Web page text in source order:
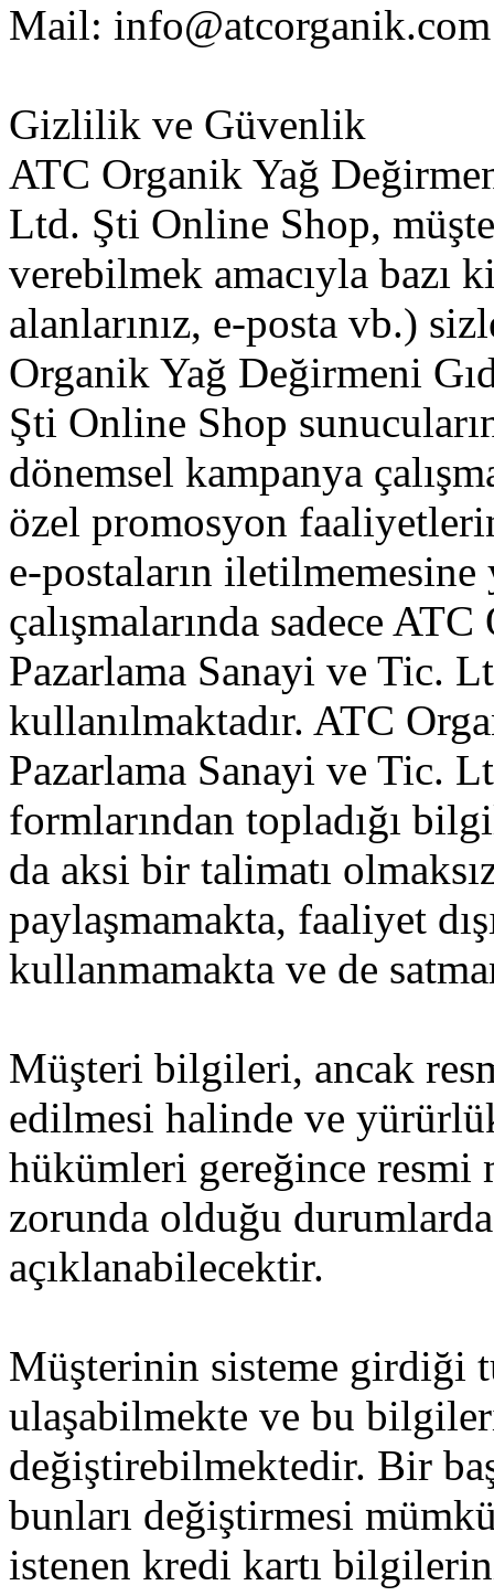
Mail: info@atcorganik.com
Gizlilik ve Güvenlik
ATC Organik Yağ
Ltd. Şti Online Shop,
verebilmek amacıyla
alanlarınız, e-posta vb.)
Organik Yağ Değirmeni
Şti Online Shop
dönemsel kampanya
özel promosyon
e-postaların
çalışmalarında sadece
Pazarlama Sanayi ve Tic.
kullanılmaktadır. ATC
Pazarlama Sanayi ve Tic.
formlarından topladığı
da aksi bir talimatı
paylaşmamakta, faaliyet
kullanmamakta ve de
Müşteri bilgileri, ancak
edilmesi halinde ve
hükümleri gereğince resmi
zorunda olduğu
açıklanabilecektir.
Müşterinin sisteme girdiği
ulaşabilmekte ve bu
değiştirebilmektedir. Bir
bunları değiştirmesi
istenen kredi kartı